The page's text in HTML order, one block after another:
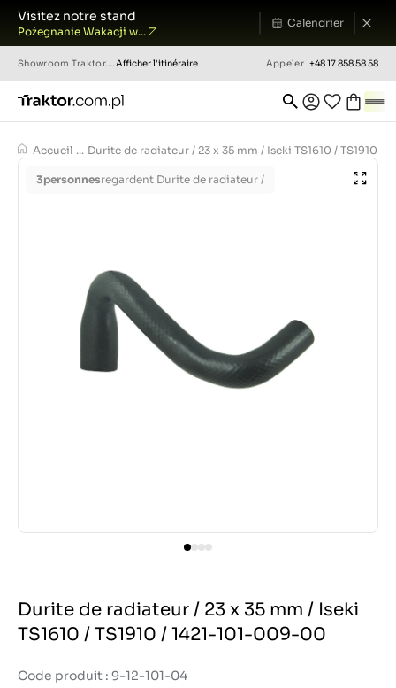
Visitez notre stand
Pożegnanie Wakacji w...
Calendrier
Showroom Traktor.com.pl Afficher l'itinéraire Appeler +48 17 858 58 58
Accueil ... Durite de radiateur / 23 x 35 mm / Iseki TS1610 / TS1910 /
3personnesregardent Durite de radiateur /
Durite de radiateur / 23 x 35 mm / Iseki
TS1610 / TS1910 / 1421-101-009-00
Code produit : 9-12-101-04